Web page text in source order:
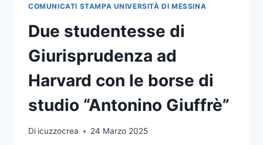
COMUNICATI STAMPA UNIVERSITÀ DI MESSINA
Due studentesse di
Giurisprudenza ad
Harvard con le borse di
studio “Antonino Giuffrè”
Di icuzzocrea 24 Marzo 2025